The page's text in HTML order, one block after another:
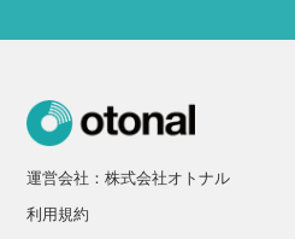
運営会社：株式会社オトナル
利用規約